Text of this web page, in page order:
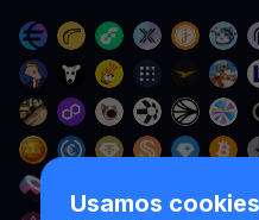
Usamos cookies